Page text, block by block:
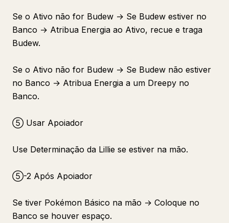
Se o Ativo não for Budew → Se Budew estiver no
Banco → Atribua Energia ao Ativo, recue e traga
Budew.
Se o Ativo não for Budew → Se Budew não estiver
no Banco → Atribua Energia a um Dreepy no
Banco.
⑤ Usar Apoiador
Use Determinação da Lillie se estiver na mão.
⑤-2 Após Apoiador
Se tiver Pokémon Básico na mão → Coloque no
Banco se houver espaço.